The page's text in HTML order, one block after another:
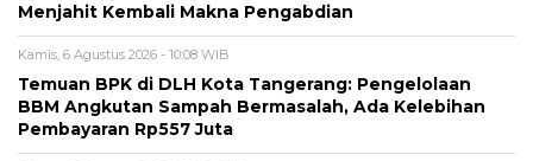
Menjahit Kembali Makna Pengabdian
Kamis, 6 Agustus 2026 - 10:08 WIB
Temuan BPK di DLH Kota Tangerang: Pengelolaan
BBM Angkutan Sampah Bermasalah, Ada Kelebihan
Pembayaran Rp557 Juta